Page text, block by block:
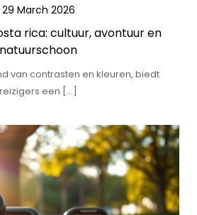
29 March 2026
rica: cultuur, avontuur en
natuurschoon
van contrasten en kleuren, biedt
reizigers een […]